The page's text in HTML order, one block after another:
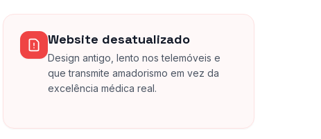
Website desatualizado
Design antigo, lento nos telemóveis e
que transmite amadorismo em vez da
excelência médica real.